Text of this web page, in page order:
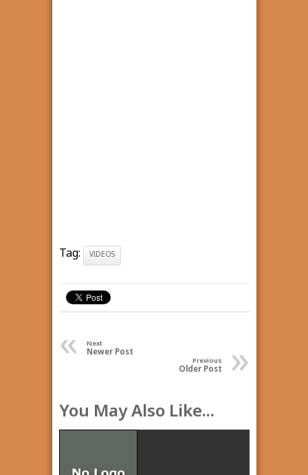
Tag: VIDEOS
« Next
Newer Post »
Previous
Older Post
You May Also Like...